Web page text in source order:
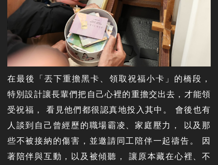
在最後「丟下重擔黑卡、領取祝福小卡」的橋段，
特別設計讓長輩們把自己心裡的重擔交出去，才能領
受祝福， 看見他們都很認真地投入其中。 會後也有
人談到自己曾經歷的職場霸凌、家庭壓力， 以及那
些不被接納的傷害，並邀請同工陪伴一起禱告。 因
著陪伴與互動，以及被傾聽， 讓原本藏在心裡、不